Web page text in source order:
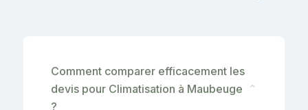
Comment comparer efficacement les
devis pour Climatisation à Maubeuge
?
⌄